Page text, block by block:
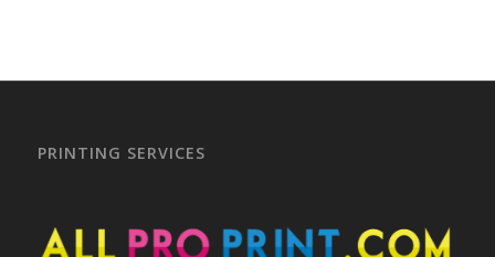
PRINTING SERVICES